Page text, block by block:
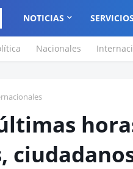
NOTICIAS SERVICIOS
Nacionales